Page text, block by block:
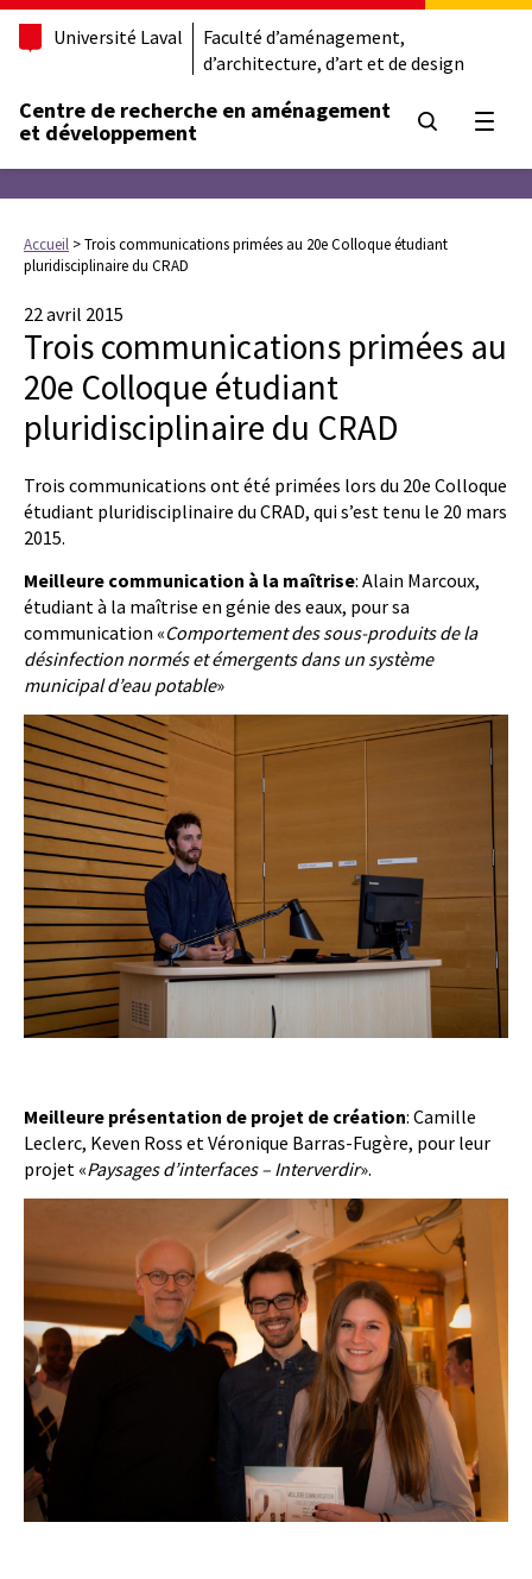
Université Laval
Faculté d’aménagement,
d’architecture, d’art et de design
Centre de recherche en aménagement
et développement
Accueil >Trois communications primées au 20e Colloque étudiant
pluridisciplinaire du CRAD
22 avril 2015
Trois communications primées au
20e Colloque étudiant
pluridisciplinaire du CRAD
Trois communications ont été primées lors du 20e Colloque
étudiant pluridisciplinaire du CRAD, qui s’est tenu le 20 mars
2015.
Meilleure communication à la maîtrise: Alain Marcoux,
étudiant à la maîtrise en génie des eaux, pour sa
communication «Comportement des sous-produits de la
désinfection normés et émergents dans un système
municipal d’eau potable»
Meilleure présentation de projet de création: Camille
Leclerc, Keven Ross et Véronique Barras-Fugère, pour leur
projet «Paysages d’interfaces – Interverdir».